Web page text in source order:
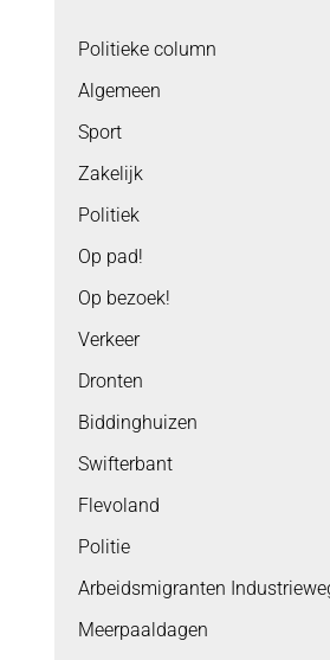
Politieke column
Algemeen
Sport
Zakelijk
Politiek
Op pad!
Op bezoek!
Verkeer
Dronten
Biddinghuizen
Swifterbant
Flevoland
Politie
Arbeidsmigranten
Meerpaaldagen